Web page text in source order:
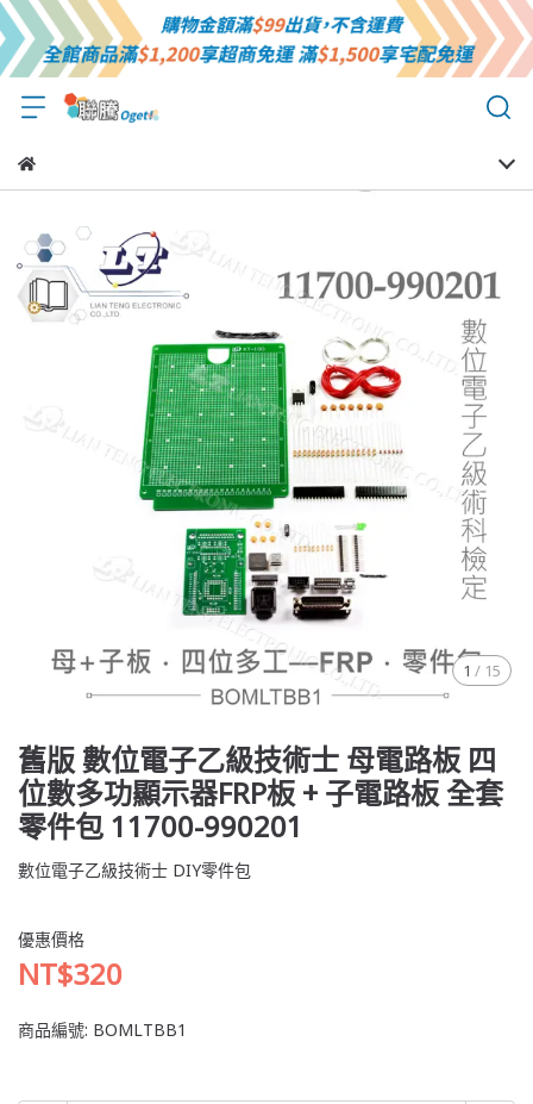
1 / 15
舊版 數位電子乙級技術士 母電路板 四
位數多功顯示器FRP板 + 子電路板 全套
零件包 11700-990201
數位電子乙級技術士 DIY零件包
優惠價格
NT$320
商品編號: BOMLTBB1